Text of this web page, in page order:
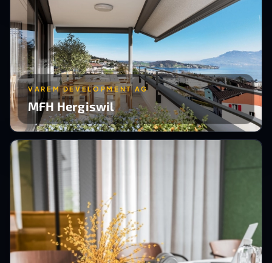
VAREM DEVELOPMENT AG
MFH Hergiswil